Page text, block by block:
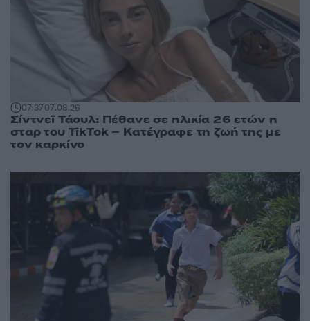
07:3707.08.26
Σίντνεϊ Τάουλ: Πέθανε σε ηλικία 26 ετών η
σταρ του TikTok – Kατέγραφε τη ζωή της με
τον καρκίνο